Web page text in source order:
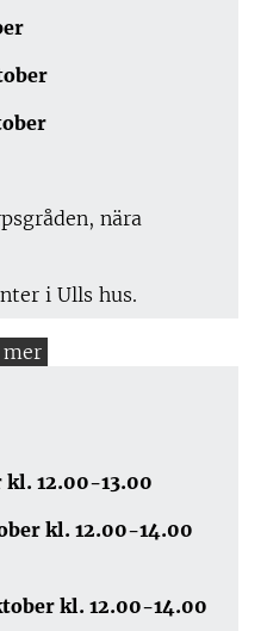
nära
i Ulls hus.
kl. 12.00-13.00
kl. 12.00-14.00
kl. 12.00-14.00